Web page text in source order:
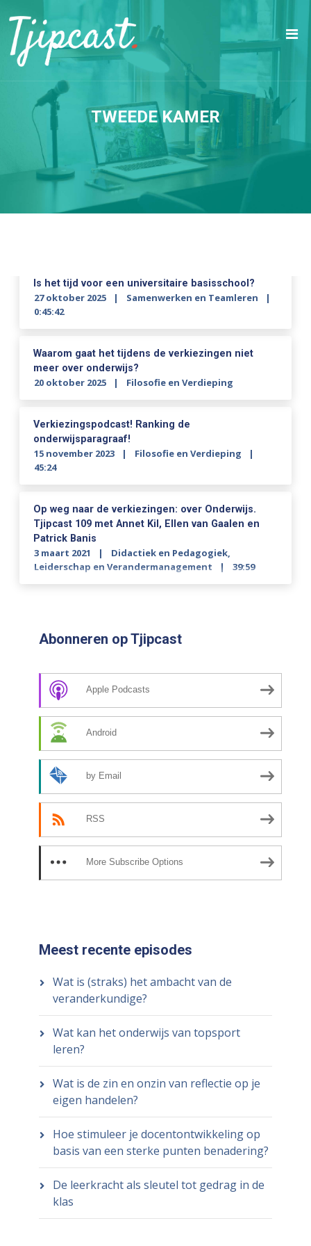
TWEEDE KAMER
Is het tijd voor een universitaire basisschool?
27 oktober 2025
Samenwerken en Teamleren
0:45:42
Waarom gaat het tijdens de verkiezingen niet
meer over onderwijs?
20 oktober 2025 Filosofie en Verdieping
Verkiezingspodcast! Ranking de
onderwijsparagraaf!
15 november 2023
Filosofie en Verdieping
45:24
Op weg naar de verkiezingen: over Onderwijs.
Tjipcast 109 met Annet Kil, Ellen van Gaalen en
Patrick Banis
3 maart 2021 Didactiek en Pedagogiek,
Leiderschap en Verandermanagement
39:59
Abonneren op Tjipcast
Apple Podcasts
Android
by Email
RSS
More Subscribe Options
Meest recente episodes
Wat is (straks) het ambacht van de
veranderkundige?
Wat kan het onderwijs van topsport
leren?
Wat is de zin en onzin van reflectie op je
eigen handelen?
Hoe stimuleer je docentontwikkeling op
basis van een sterke punten benadering?
De leerkracht als sleutel tot gedrag in de
klas